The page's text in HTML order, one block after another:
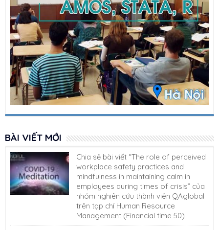
BÀI VIẾT MỚI
Chia sẻ bài viết “The role of perceived
workplace safety practices and
mindfulness in maintaining calm in
employees during times of crisis” của
nhóm nghiên cứu thành viên QAglobal
trên tạp chí Human Resource
Management (Financial time 50)